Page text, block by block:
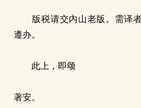
版税请交内山老版。需译者
遵办。
此上，即颂
著安。